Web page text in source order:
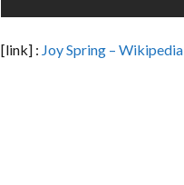
[link] : Joy Spring – Wikipedia